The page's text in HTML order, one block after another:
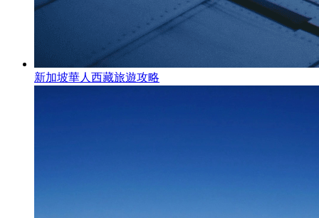
新加坡華人西藏旅遊攻略